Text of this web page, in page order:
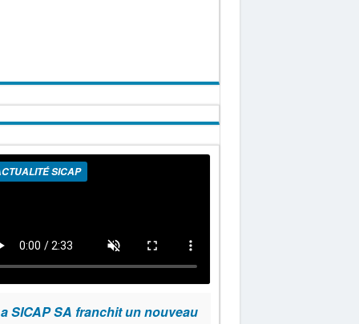
SICAP
SICAP SA franchit un nouveau